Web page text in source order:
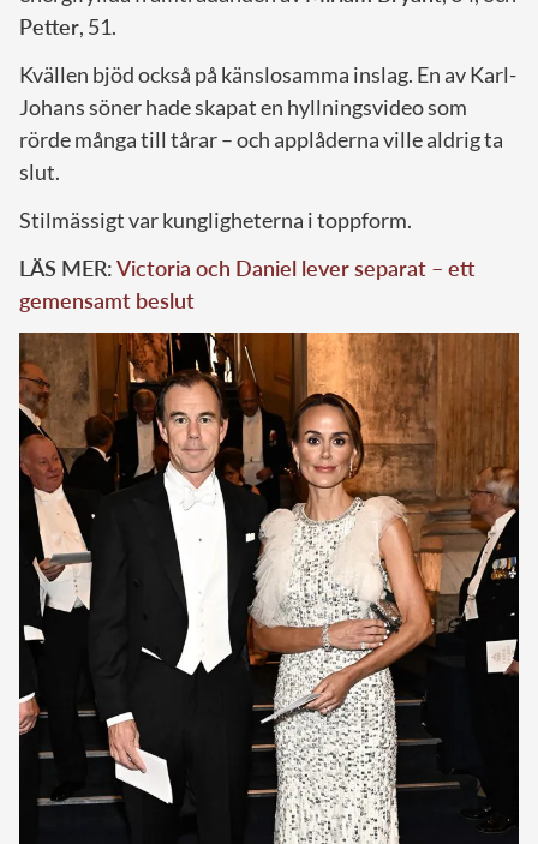
Petter, 51.
Kvällen bjöd också på känslosamma inslag. En av Karl-
Johans söner hade skapat en hyllningsvideo som
rörde många till tårar – och applåderna ville aldrig ta
slut.
Stilmässigt var kungligheterna i toppform.
LÄS MER:Victoria och Daniel lever separat – ett
gemensamt beslut